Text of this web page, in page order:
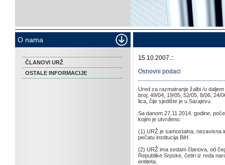
O nama
ČLANOVI URŽ
OSTALE INFORMACIJE
15.10.2007.::
Osnovni podaci
Ured za razmatranje žalbi /u
broj: 49/04, 19/05, 52/05, 8/06, 24/
lica, čije sjedište je u Sarajevu.
Sa danom 27.11.2014. godine,
kojim je utvrđeno:
(1) URŽ je samostalna, nezavisna
pečatu institucija BiH.
(2) URŽ ima sedam članova, od
Republike Srpske, četiri iz reda
entiteta.